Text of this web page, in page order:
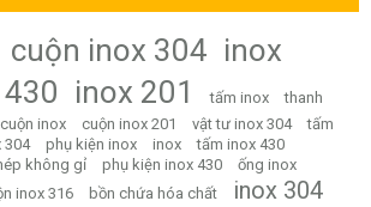
cuộn inox 304 inox
inox 201 tấm inox
thanh
cuộn inox cuộn inox 201 vật tư inox 304
tấm
304 phụ kiện inox inox
tấm inox 430
không gỉ phụ kiện inox 430
ống inox
inox 316 bồn chứa hóa chất
inox 304